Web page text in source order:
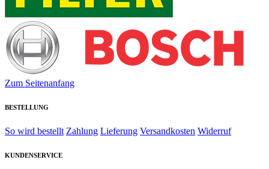
Zum Seitenanfang
BESTELLUNG
So wird bestellt Zahlung Lieferung Versandkosten Widerruf
KUNDENSERVICE